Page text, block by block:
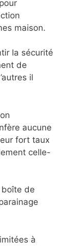
maison.
la sécurité
de
il
aucune
fort taux
celle-
de
à